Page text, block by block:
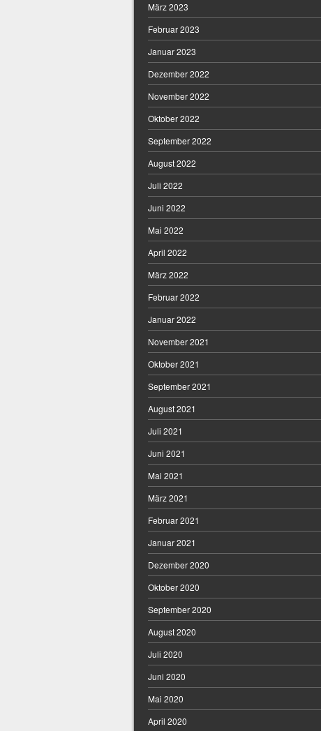
März 2023
Februar 2023
Januar 2023
Dezember 2022
November 2022
Oktober 2022
September 2022
August 2022
Juli 2022
Juni 2022
Mai 2022
April 2022
März 2022
Februar 2022
Januar 2022
November 2021
Oktober 2021
September 2021
August 2021
Juli 2021
Juni 2021
Mai 2021
März 2021
Februar 2021
Januar 2021
Dezember 2020
Oktober 2020
September 2020
August 2020
Juli 2020
Juni 2020
Mai 2020
April 2020